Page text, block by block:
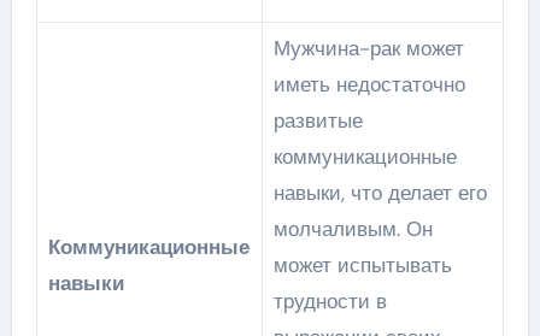
Коммуникационные
навыки
Мужчина-рак может
иметь недостаточно
развитые
коммуникационные
навыки, что делает его
молчаливым. Он
может испытывать
трудности в